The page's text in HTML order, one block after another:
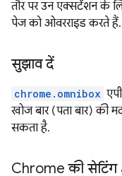
तौर पर उन एक्सटेंशन के
पेज को ओवरराइड करते हैं.
सुझाव दें
chrome.omnibox
खोज बार (पता बार) की
सकता है.
Chrome की